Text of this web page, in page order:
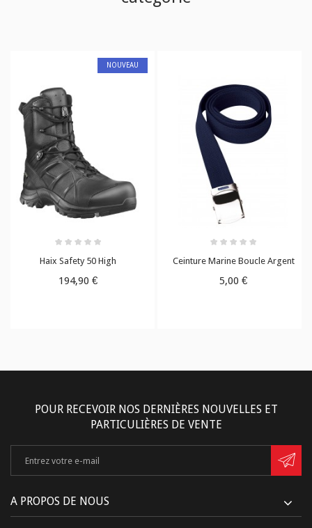
NOUVEAU
Haix Safety 50 High
194,90 €
Ceinture Marine Boucle Argent
5,00 €
POUR RECEVOIR NOS DERNIÈRES NOUVELLES ET
PARTICULIÈRES DE VENTE
A PROPOS DE NOUS